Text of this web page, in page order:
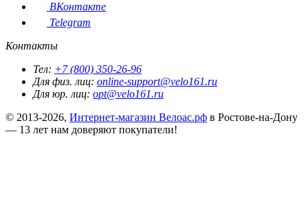
ВКонтакте
Telegram
Контакты
Тел: +7 (800) 350-26-96
Для физ. лиц: online-support@velo161.ru
Для юр. лиц: opt@velo161.ru
© 2013-2026, Интернет-магазин Велоас.рф в Ростове-на-Дону
— 13 лет нам доверяют покупатели!